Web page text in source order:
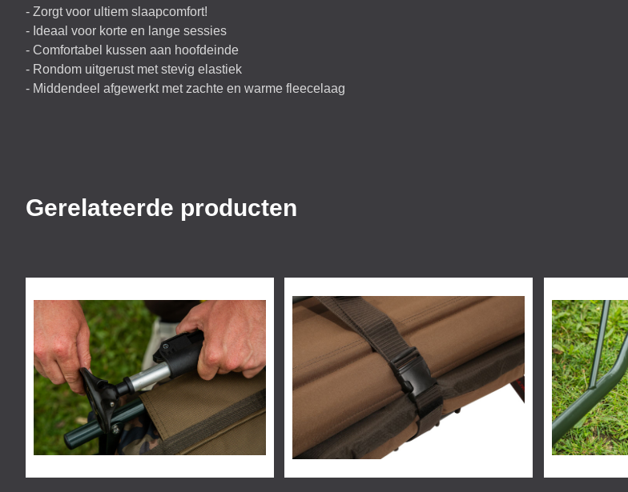
- Zorgt voor ultiem slaapcomfort!
- Ideaal voor korte en lange sessies
- Comfortabel kussen aan hoofdeinde
- Rondom uitgerust met stevig elastiek
- Middendeel afgewerkt met zachte en warme fleecelaag
Gerelateerde producten